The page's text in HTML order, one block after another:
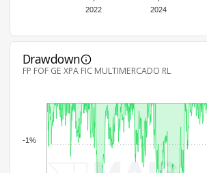
2022 2024
Drawdown
FP FOF GE XPA FIC MULTIMERCADO RL
-1%